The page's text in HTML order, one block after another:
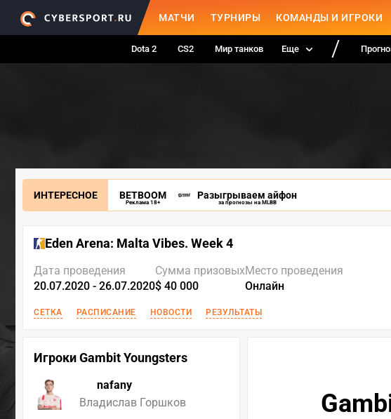
МАТЧИ ТУРНИРЫ КОМАНДЫ И ИГРОКИ
Dota 2 CS2 Мир танков Еще
ИНТЕРЕСНОЕ BETBOOM
Реклама 18+
Разыгрываем айфон
за прогнозы на MLBB
Eden Arena: Malta Vibes. Week 4
Дата проведения
20.07.2020 - 26.07.2020
Сумма призовых
$ 40 000
Место проведения
Онлайн
СЕТКА РАСПИСАНИЕ НОВОСТИ РЕЗУЛЬТАТЫ
Игроки Gambit Youngsters
nafany
Владислав Горшков